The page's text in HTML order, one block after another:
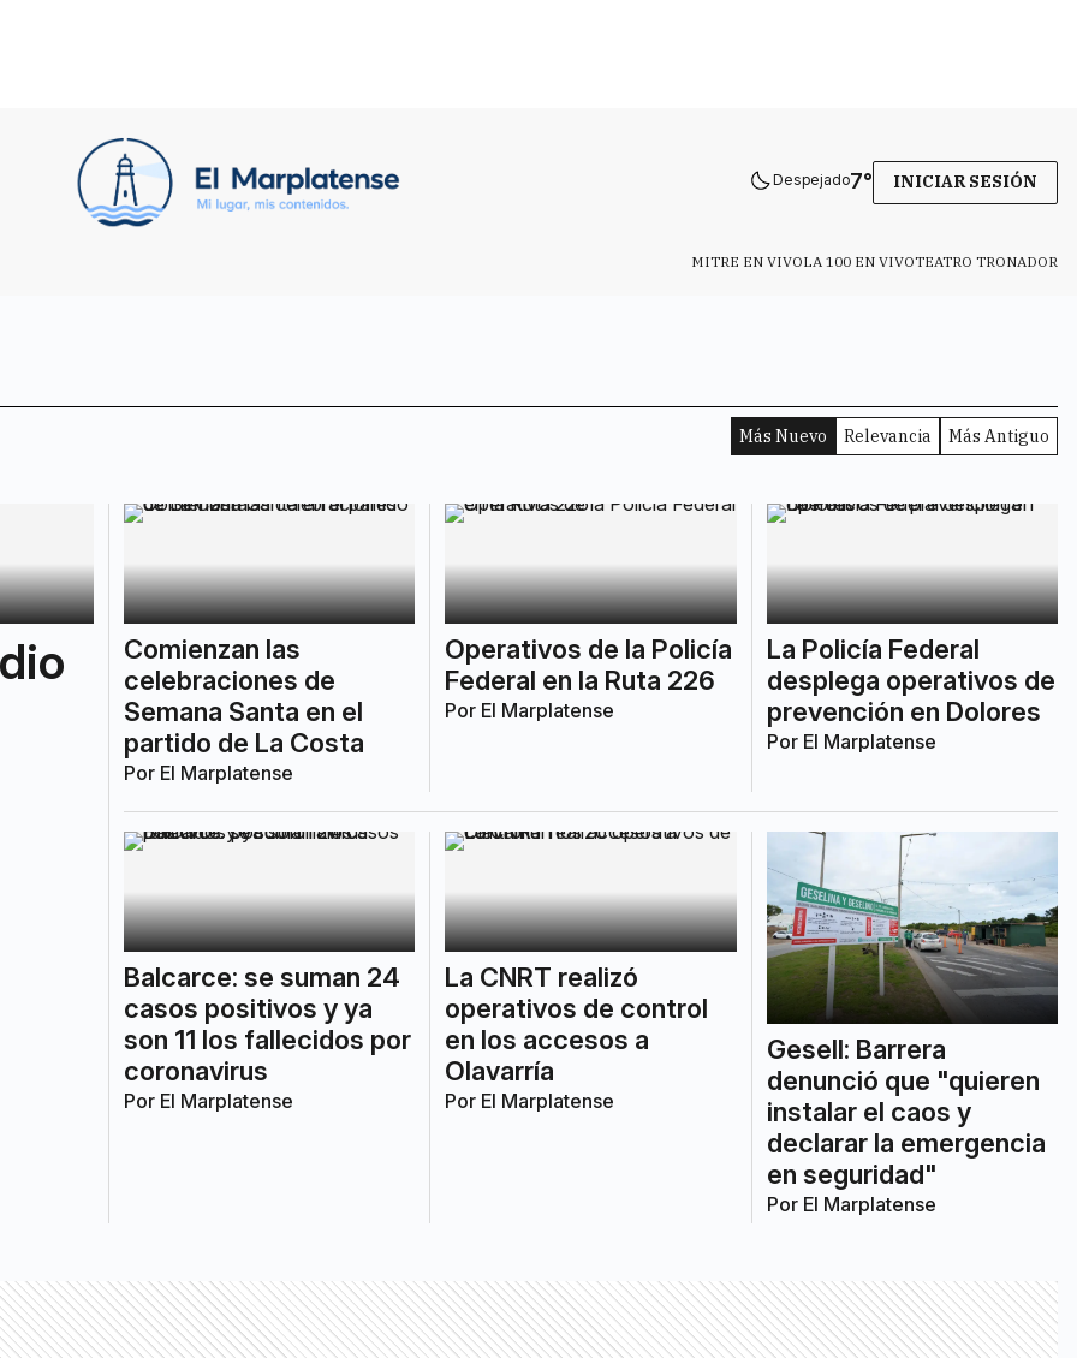
Despejado7° INICIAR SESIÓN
MITRE EN VIVOLA 100 EN VIVOTEATRO TRONADOR
Más Nuevo Relevancia Más Antiguo
Comienzan las
celebraciones de
Semana Santa en el
partido de La Costa
Por El Marplatense
Operativos de la Policía
Federal en la Ruta 226
Por El Marplatense
La Policía Federal
desplega operativos de
prevención en Dolores
Por El Marplatense
Balcarce: se suman 24
casos positivos y ya
son 11 los fallecidos por
coronavirus
Por El Marplatense
La CNRT realizó
operativos de control
en los accesos a
Olavarría
Por El Marplatense
Gesell: Barrera
denunció que "quieren
instalar el caos y
declarar la emergencia
en seguridad"
Por El Marplatense